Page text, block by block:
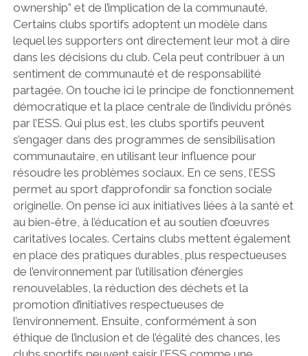
ownership” et de l’implication de la communauté.
Certains clubs sportifs adoptent un modèle dans
lequel les supporters ont directement leur mot à dire
dans les décisions du club. Cela peut contribuer à un
sentiment de communauté et de responsabilité
partagée. On touche ici le principe de fonctionnement
démocratique et la place centrale de l’individu prônés
par l’ESS. Qui plus est, les clubs sportifs peuvent
s’engager dans des programmes de sensibilisation
communautaire, en utilisant leur influence pour
résoudre les problèmes sociaux. En ce sens, l’ESS
permet au sport d’approfondir sa fonction sociale
originelle. On pense ici aux initiatives liées à la santé et
au bien-être, à l’éducation et au soutien d’œuvres
caritatives locales. Certains clubs mettent également
en place des pratiques durables, plus respectueuses
de l’environnement par l’utilisation d’énergies
renouvelables, la réduction des déchets et la
promotion d’initiatives respectueuses de
l’environnement. Ensuite, conformément à son
éthique de l’inclusion et de l’égalité des chances, les